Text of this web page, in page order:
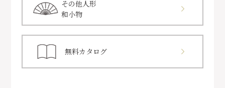
その他人形
和小物
無料カタログ